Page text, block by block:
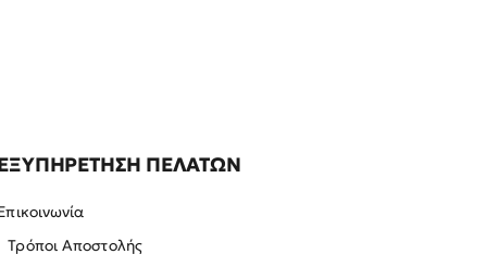
ΠΕΛΑΤΩΝ
Τρόποι Αποστολής